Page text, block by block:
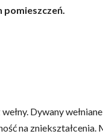
pomieszczeń.
Dywany wełniane
na zniekształcenia.